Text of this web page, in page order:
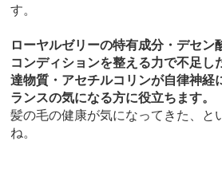
す。
ローヤルゼリーの特有成分・デセン
コンディションを整える力で不足し
達物質・アセチルコリンが自律神経
ランスの気になる方に役立ちます。
髪の毛の健康が気になってきた、と
ね。